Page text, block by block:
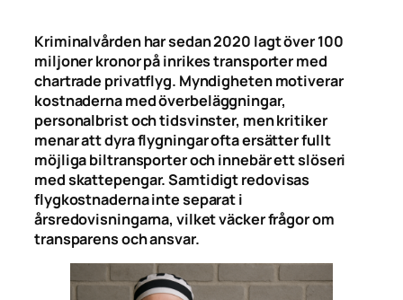
Kriminalvården har sedan 2020 lagt över 100
miljoner kronor på inrikes transporter med
chartrade privatflyg. Myndigheten motiverar
kostnaderna med överbeläggningar,
personalbrist och tidsvinster, men kritiker
menar att dyra flygningar ofta ersätter fullt
möjliga biltransporter och innebär ett slöseri
med skattepengar. Samtidigt redovisas
flygkostnaderna inte separat i
årsredovisningarna, vilket väcker frågor om
transparens och ansvar.